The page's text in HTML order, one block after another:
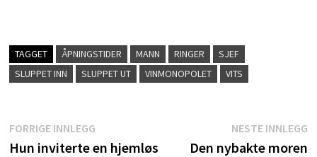
TAGGET ÅPNINGSTIDER MANN RINGER
SJEF
SLUPPET INN
SLUPPET UT VINMONOPOLET VITS
Innleggsnavigasjon
FORRIGE INNLEGGForrige
innlegg:
Hun inviterte en hjemløs
NESTE INNLEGG
Den nybakte moren